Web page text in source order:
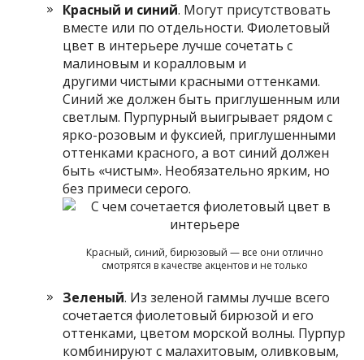
Красный и синий. Могут присутствовать
вместе или по отдельности. Фиолетовый
цвет в интерьере лучше сочетать с
малиновым и коралловым и
другими чистыми красными оттенками.
Синий же должен быть приглушенным или
светлым. Пурпурный выигрывает рядом с
ярко-розовым и фуксией, приглушенными
оттенками красного, а вот синий должен
быть «чистым». Необязательно ярким, но
без примеси серого.
Красный, синий, бирюзовый — все они отлично
смотрятся в качестве акцентов и не только
Зеленый. Из зеленой гаммы лучше всего
сочетается фиолетовый бирюзой и его
оттенками, цветом морской волны. Пурпур
комбинируют с малахитовым, оливковым,